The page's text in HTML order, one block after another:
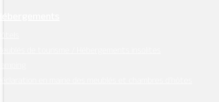
de tourisme / Hébergements insolites
en mairie des meublés et chambres d’hôtes